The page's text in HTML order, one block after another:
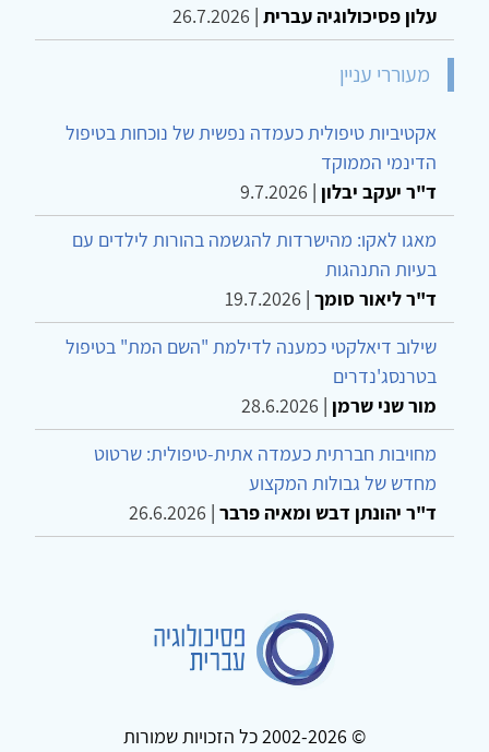
עלון פסיכולוגיה עברית |
26.7.2026
מעוררי עניין
אקטיביות טיפולית כעמדה נפשית של נוכחות בטיפול
הדינמי הממוקד
ד"ר יעקב יבלון |
9.7.2026
מאגו לאקו: מהישרדות להגשמה בהורות לילדים עם
בעיות התנהגות
ד"ר ליאור סומך |
19.7.2026
שילוב דיאלקטי כמענה לדילמת "השם המת" בטיפול
בטרנסג'נדרים
מור שני שרמן |
28.6.2026
מחויבות חברתית כעמדה אתית-טיפולית: שרטוט
מחדש של גבולות המקצוע
ד"ר יהונתן דבש ומאיה פרבר |
26.6.2026
© 2002-2026 כל הזכויות שמורות